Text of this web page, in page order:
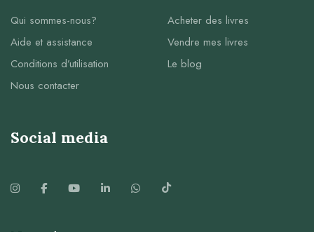
Qui sommes-nous?
Aide et assistance
Conditions d’utilisation
Nous contacter
Acheter des livres
Vendre mes livres
Le blog
Social media